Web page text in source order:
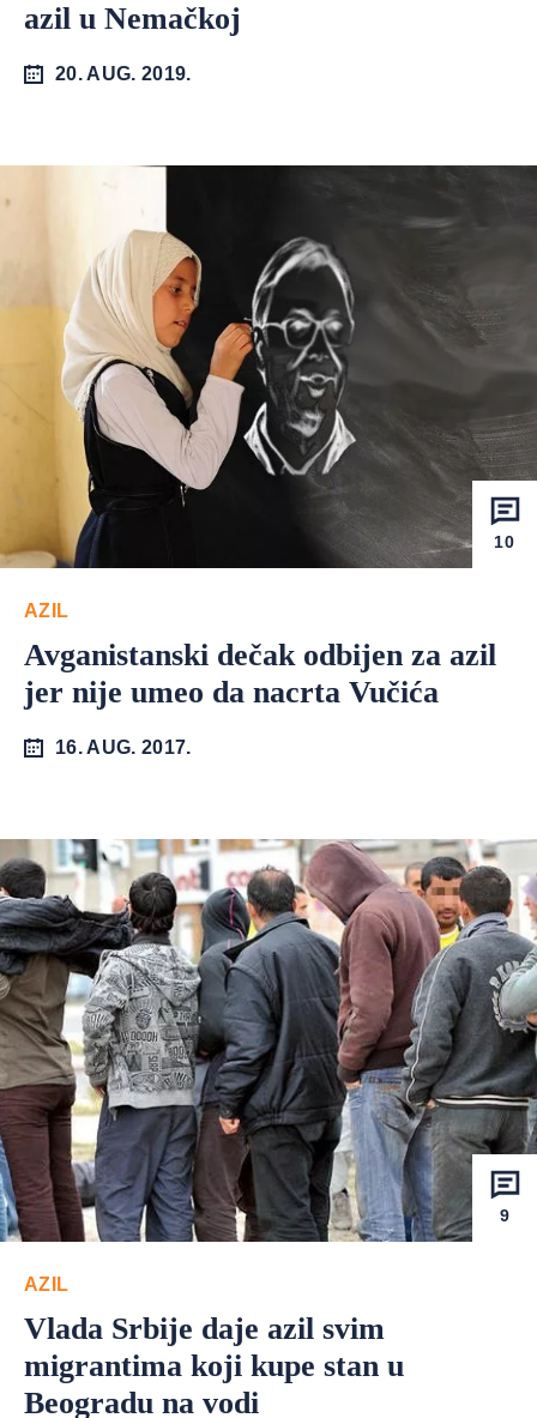
azil u Nemačkoj
20. AUG. 2019.
10
AZIL
Avganistanski dečak odbijen za azil
jer nije umeo da nacrta Vučića
16. AUG. 2017.
9
AZIL
Vlada Srbije daje azil svim
migrantima koji kupe stan u
Beogradu na vodi